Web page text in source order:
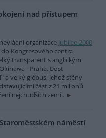
nad přístupem
organizace Jubilee 2000
Kongresového centra
transparent s anglickým
- Praha. Dost
a velký glóbus, jehož stěny
část z 21 milionů
nejchudších zemí..
náměstí